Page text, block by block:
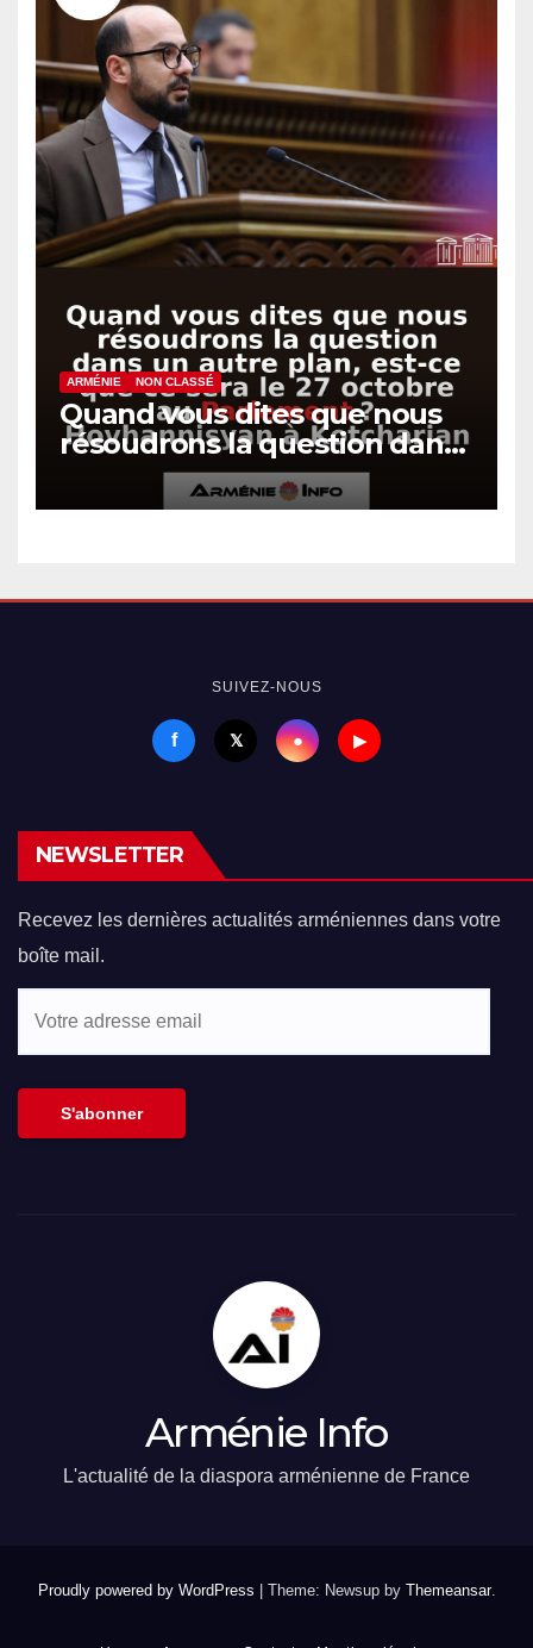
ARMÉNIE NON CLASSÉ
Quand vous dites que nous
résoudrons la question dans
un autre plan, est-ce que ce
sera le 27 octobre au
SUIVEZ-NOUS
f 𝕏 ● ▶
NEWSLETTER
Recevez les dernières actualités arméniennes dans votre
boîte mail.
S'abonner
Arménie Info
L'actualité de la diaspora arménienne de France
Proudly powered by WordPress Theme: Newsup by Themeansar.